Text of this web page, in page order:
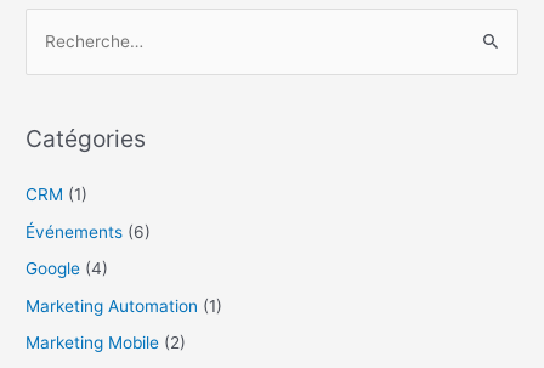
e
h
c
h
e
r
Catégories
CRM (1)
Événements (6)
Google (4)
Marketing Automation (1)
Marketing Mobile (2)